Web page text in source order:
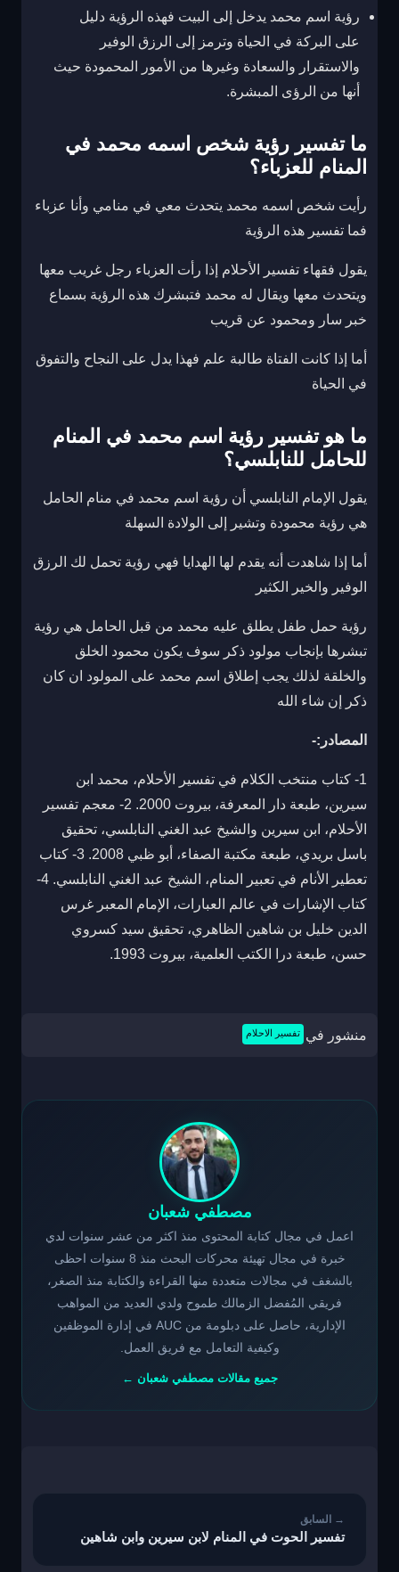
رؤية اسم محمد يدخل إلى البيت فهذه الرؤية دليل
على البركة في الحياة وترمز إلى الرزق الوفير
والاستقرار والسعادة وغيرها من الأمور المحمودة حيث
أنها من الرؤى المبشرة.
ما تفسير رؤية شخص اسمه محمد في
المنام للعزباء؟
رأيت شخص اسمه محمد يتحدث معي في منامي وأنا عزباء
فما تفسير هذه الرؤية
يقول فقهاء تفسير الأحلام إذا رأت العزباء رجل غريب معها
ويتحدث معها ويقال له محمد فتبشرك هذه الرؤية بسماع
خبر سار ومحمود عن قريب
أما إذا كانت الفتاة طالبة علم فهذا يدل على النجاح والتفوق
في الحياة
ما هو تفسير رؤية اسم محمد في المنام
للحامل للنابلسي؟
يقول الإمام النابلسي أن رؤية اسم محمد في منام الحامل
هي رؤية محمودة وتشير إلى الولادة السهلة
أما إذا شاهدت أنه يقدم لها الهدايا فهي رؤية تحمل لك الرزق
الوفير والخير الكثير
رؤية حمل طفل يطلق عليه محمد من قبل الحامل هي رؤية
تبشرها بإنجاب مولود ذكر سوف يكون محمود الخلق
والخلقة لذلك يجب إطلاق اسم محمد على المولود ان كان
ذكر إن شاء الله
المصادر:-
1- كتاب منتخب الكلام في تفسير الأحلام، محمد ابن
سيرين، طبعة دار المعرفة، بيروت 2000. 2- معجم تفسير
الأحلام، ابن سيرين والشيخ عبد الغني النابلسي، تحقيق
باسل بريدي، طبعة مكتبة الصفاء، أبو ظبي 2008. 3- كتاب
تعطير الأنام في تعبير المنام، الشيخ عبد الغني النابلسي. 4-
كتاب الإشارات في عالم العبارات، الإمام المعبر غرس
الدين خليل بن شاهين الظاهري، تحقيق سيد كسروي
حسن، طبعة درا الكتب العلمية، بيروت 1993.
منشور في تفسير الاحلام
مصطفي شعبان
اعمل في مجال كتابة المحتوى منذ اكثر من عشر سنوات لدي
خبرة في مجال تهيئة محركات البحث منذ 8 سنوات احظى
بالشغف في مجالات متعددة منها القراءة والكتابة منذ الصغر،
فريقي المُفضل الزمالك طموح ولدي العديد من المواهب
الإدارية، حاصل على دبلومة من AUC في إدارة الموظفين
وكيفية التعامل مع فريق العمل.
جميع مقالات مصطفي شعبان ←
تفسير الحوت في المنام لابن سيرين وابن شاهين